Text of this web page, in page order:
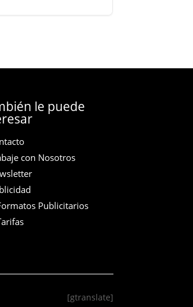
le puede
con Nosotros
Publicitarios
[gtranslate]